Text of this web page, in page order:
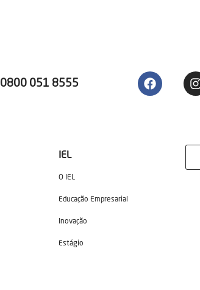
0800 051 8555
IEL
O IEL
Educação Empresarial
Inovação
Estágio